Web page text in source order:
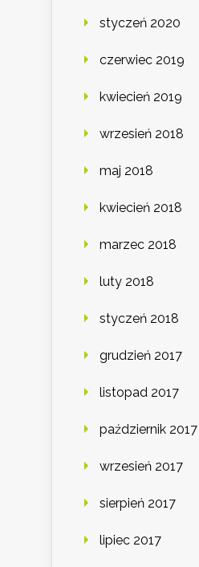
styczeń 2020
czerwiec 2019
kwiecień 2019
wrzesień 2018
maj 2018
kwiecień 2018
marzec 2018
luty 2018
styczeń 2018
grudzień 2017
listopad 2017
październik 2017
wrzesień 2017
sierpień 2017
lipiec 2017